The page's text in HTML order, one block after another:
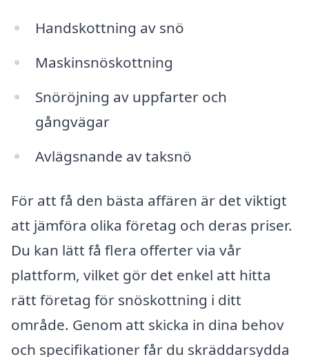
Handskottning av snö
Maskinsnöskottning
Snöröjning av uppfarter och
gångvägar
Avlägsnande av taksnö
För att få den bästa affären är det viktigt
att jämföra olika företag och deras priser.
Du kan lätt få flera offerter via vår
plattform, vilket gör det enkel att hitta
rätt företag för snöskottning i ditt
område. Genom att skicka in dina behov
och specifikationer får du skräddarsydda